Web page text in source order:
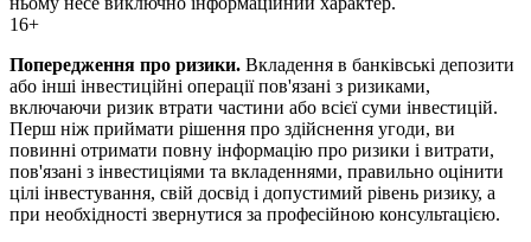
16+
Попередження про ризики. Вкладення в банківські депозити
або інші інвестиційні операції пов'язані з ризиками,
включаючи ризик втрати частини або всієї суми інвестицій.
Перш ніж приймати рішення про здійснення угоди, ви
повинні отримати повну інформацію про ризики і витрати,
пов'язані з інвестиціями та вкладеннями, правильно оцінити
цілі інвестування, свій досвід і допустимий рівень ризику, а
при необхідності звернутися за професійною консультацією.